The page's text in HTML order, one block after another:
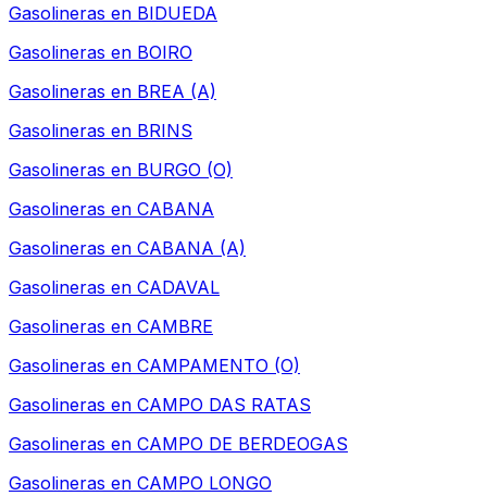
Gasolineras en BIDUEDA
Gasolineras en BOIRO
Gasolineras en BREA (A)
Gasolineras en BRINS
Gasolineras en BURGO (O)
Gasolineras en CABANA
Gasolineras en CABANA (A)
Gasolineras en CADAVAL
Gasolineras en CAMBRE
Gasolineras en CAMPAMENTO (O)
Gasolineras en CAMPO DAS RATAS
Gasolineras en CAMPO DE BERDEOGAS
Gasolineras en CAMPO LONGO